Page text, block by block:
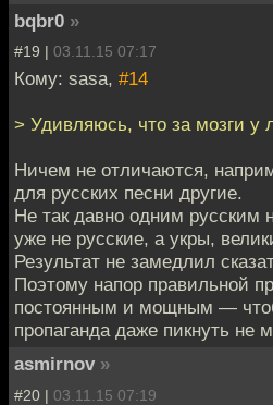
bqbr0 »
#19 | 03.11.15 07:17
Кому: sasa, #14
> Удивляюсь, что за мозги у
Ничем не отличаются,
для русских песни другие.
Не так давно одним русским
уже не русские, а укры,
Результат не замедлил
Поэтому напор правильной
постоянным и мощным —
пропаганда даже пикнуть не
asmirnov »
#20 | 03.11.15 07:19